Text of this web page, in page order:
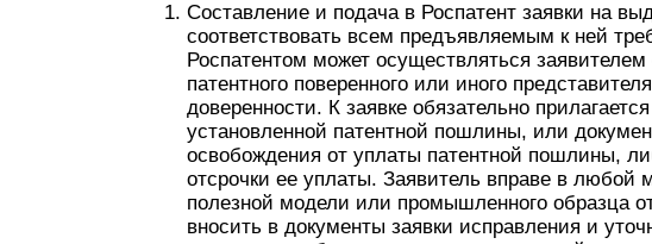
Составление и подача в Роспатент заявки на
соответствовать всем предъявляемым к ней
Роспатентом может осуществляться
патентного поверенного или иного
доверенности. К заявке обязательно
установленной патентной пошлины, или
освобождения от уплаты патентной пошлины,
отсрочки ее уплаты. Заявитель вправе в любой
полезной модели или промышленного образца
вносить в документы заявки исправления и